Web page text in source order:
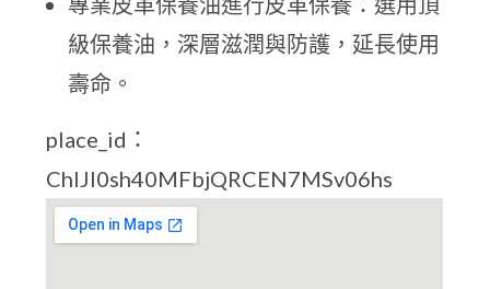
級保養油，深層滋潤與防護，延長使用
壽命。
place_id：
ChIJI0sh40MFbjQRCEN7MSv06hs